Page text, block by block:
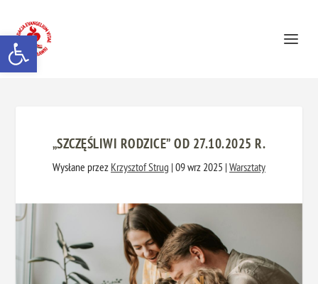
Otwórz pasek narzędzi
„SZCZĘŚLIWI RODZICE” OD 27.10.2025 R.
Wysłane przez Krzysztof Strug | 09 wrz 2025 | Warsztaty